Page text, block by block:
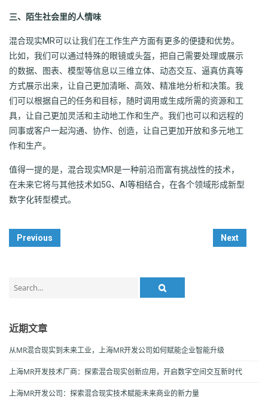
三、陌生社会里的人情味
混合现实MR可以让我们在工作生产方面有更多的便捷和优势。
比如，我们可以通过特殊的眼镜或头盔，把自己需要处理或展示
的数据、图表、模型等信息以三维立体、动态交互、逼真仿真等
方式展示出来，让自己更加清晰、高效、精准地分析和决策。我
们可以根据自己的任务和目标，随时调用或生成所需的资源和工
具，让自己更加灵活和主动地工作和生产。我们也可以和远程的
同事或客户一起沟通、协作、创造，让自己更加开放和多元地工
作和生产。
值得一提的是，混合现实MR是一种前沿而富有挑战性的技术，
在未来它将与其他技术如5G、AI等相结合，在各个领域形成新型
数字化转型模式。
Post
Navigation
Previous Next
for:
近期文章
从MR混合现实到未来工业，上海MR开发公司如何赋能企业智能升级
上海MR开发技术厂商：探索混合现实创新应用，开启数字空间交互新时代
上海MR开发公司：探索混合现实技术赋能未来商业的新力量